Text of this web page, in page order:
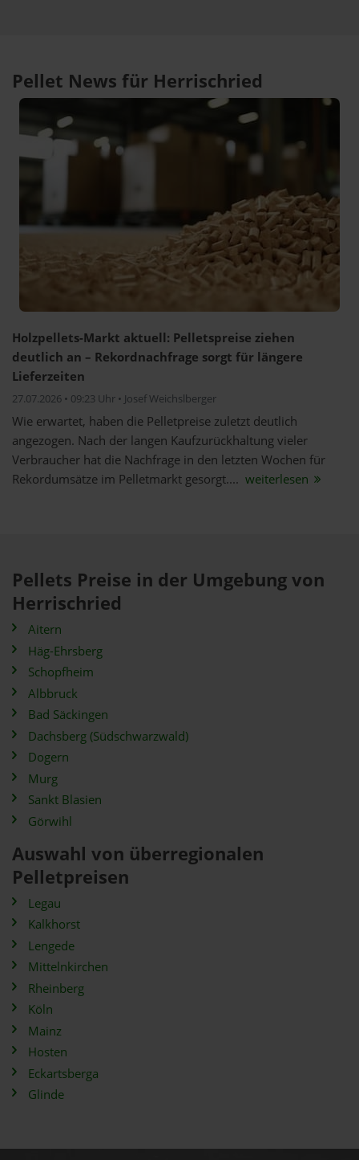
Pellet News für Herrischried
Holzpellets-Markt aktuell: Pelletspreise ziehen
deutlich an – Rekordnachfrage sorgt für längere
Lieferzeiten
27.07.2026 • 09:23 Uhr • Josef Weichslberger
Wie erwartet, haben die Pelletpreise zuletzt deutlich
angezogen. Nach der langen Kaufzurückhaltung vieler
Verbraucher hat die Nachfrage in den letzten Wochen für
Rekordumsätze im Pelletmarkt gesorgt.... weiterlesen
Pellets Preise in der Umgebung von
Herrischried
Aitern
Häg-Ehrsberg
Schopfheim
Albbruck
Bad Säckingen
Dachsberg (Südschwarzwald)
Dogern
Murg
Sankt Blasien
Görwihl
Auswahl von überregionalen
Pelletpreisen
Legau
Kalkhorst
Lengede
Mittelnkirchen
Rheinberg
Köln
Mainz
Hosten
Eckartsberga
Glinde